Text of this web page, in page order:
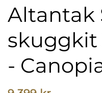
Altantak
skuggkit
-